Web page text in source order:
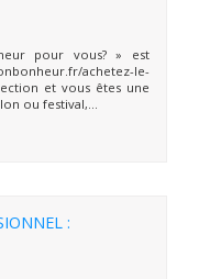
pour vous? » est
achetez-le-
et vous êtes une
ou festival,...
: